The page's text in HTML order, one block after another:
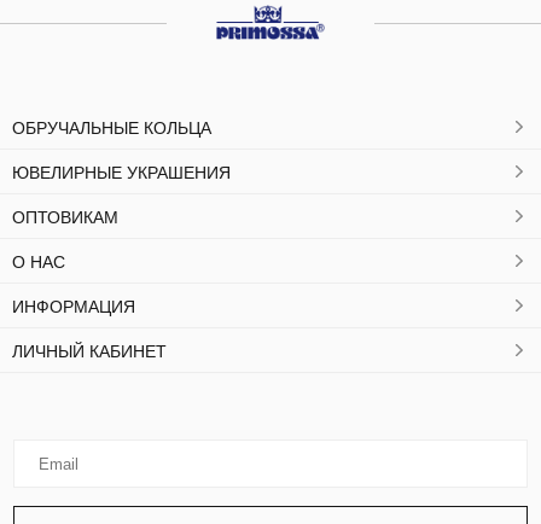
ОБРУЧАЛЬНЫЕ КОЛЬЦА
ЮВЕЛИРНЫЕ УКРАШЕНИЯ
ОПТОВИКАМ
О НАС
ИНФОРМАЦИЯ
ЛИЧНЫЙ КАБИНЕТ